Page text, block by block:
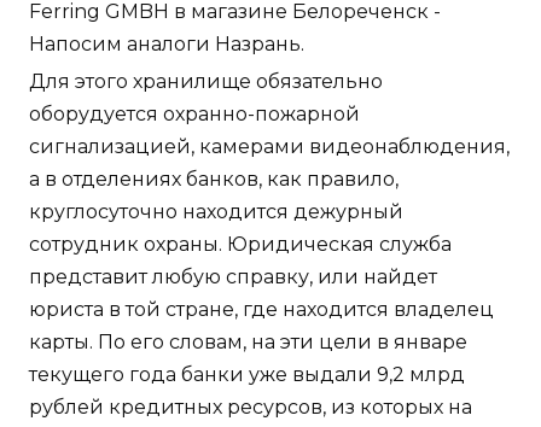
Ferring GMBH в магазине Белореченск -
Напосим аналоги Назрань.
Для этого хранилище обязательно
оборудуется охранно-пожарной
сигнализацией, камерами видеонаблюдения,
а в отделениях банков, как правило,
круглосуточно находится дежурный
сотрудник охраны. Юридическая служба
представит любую справку, или найдет
юриста в той стране, где находится владелец
карты. По его словам, на эти цели в январе
текущего года банки уже выдали 9,2 млрд
рублей кредитных ресурсов, из которых на